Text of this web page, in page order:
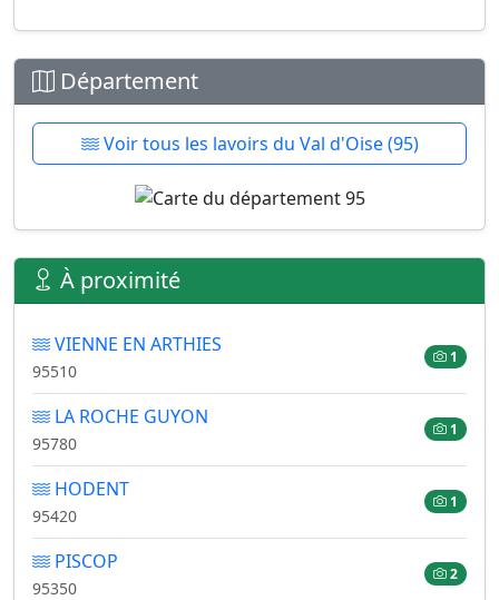
Département
Voir tous les lavoirs du Val d'Oise (95)
À proximité
VIENNE EN ARTHIES
95510
1
LA ROCHE GUYON
95780
1
HODENT
95420
1
PISCOP
95350
2